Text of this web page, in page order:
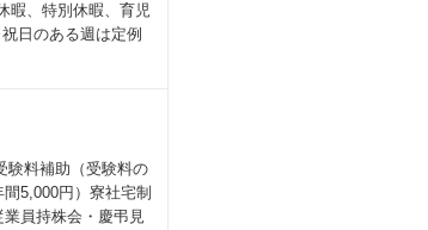
暇、特別休暇、育児
日のある週は定例
験料補助（受験料の
5,000円）寮社宅制
員持株会・慶弔見